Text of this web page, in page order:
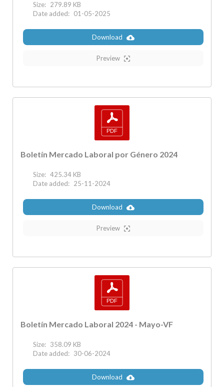
Size: 279.89 KB
Date added: 01-05-2025
Download
Preview
Boletín Mercado Laboral por Género 2024
Size: 425.34 KB
Date added: 25-11-2024
Download
Preview
Boletín Mercado Laboral 2024 - Mayo-VF
Size: 358.09 KB
Date added: 30-06-2024
Download